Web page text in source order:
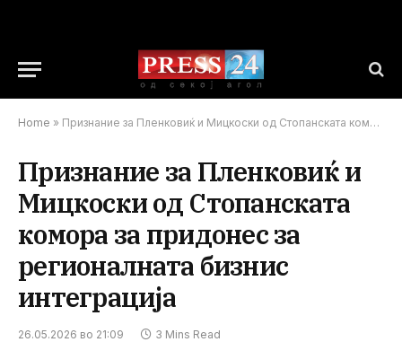
Home » Признание за Пленковиќ и Мицкоски од Стопанската комора за придонес за регионалната бизнис интеграција
Признание за Пленковиќ и
Мицкоски од Стопанската
комора за придонес за
регионалната бизнис
интеграција
26.05.2026 во 21:09 3 Mins Read